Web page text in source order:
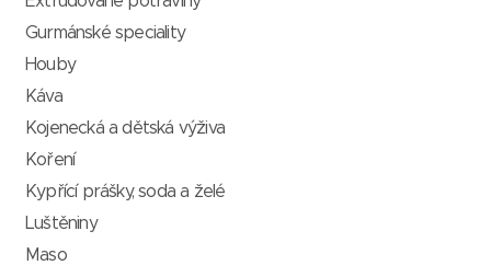
Gurmánské speciality
Houby
Káva
Kojenecká a dětská výživa
Koření
Kypřící prášky, soda a želé
Luštěniny
Maso